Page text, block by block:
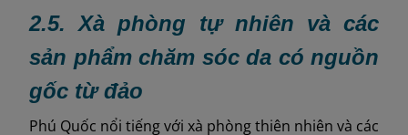
2.5. Xà phòng tự nhiên và các
sản phẩm chăm sóc da có nguồn
gốc từ đảo
Phú Quốc nổi tiếng với xà phòng thiên nhiên và các